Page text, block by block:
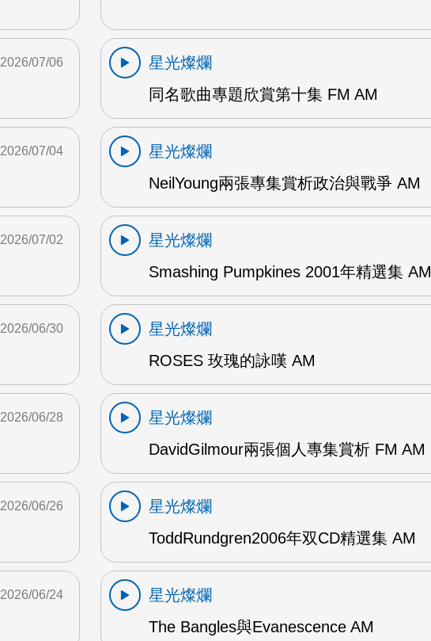
2026/07/06
星光燦爛
同名歌曲專題欣賞第十集 FM AM
2026/07/04
星光燦爛
NeilYoung兩張專集賞析政治與戰爭 AM
2026/07/02
星光燦爛
Smashing Pumpkines 2001年精選集 AM
2026/06/30
星光燦爛
ROSES 玫瑰的詠嘆 AM
2026/06/28
星光燦爛
DavidGilmour兩張個人專集賞析 FM AM
2026/06/26
星光燦爛
ToddRundgren2006年双CD精選集 AM
2026/06/24
星光燦爛
The Bangles與Evanescence AM